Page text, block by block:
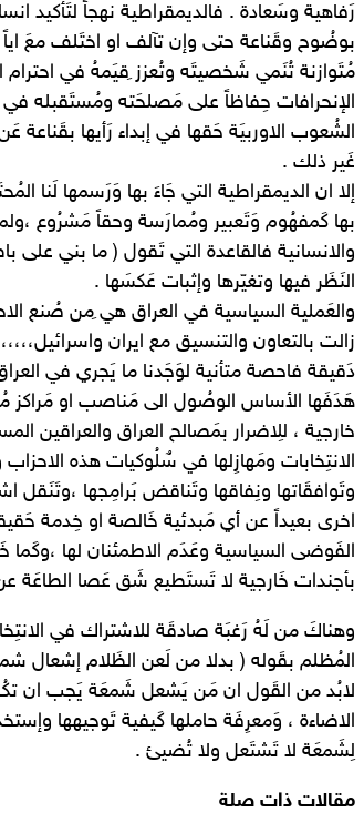
رَفاهية وسَعادة . فالديمقراطية نهجاً لتَأكيد
بوضُوح وقَناعة حتى وإن تآلف او اختَلف معَ اياً
مُتَوازنة تُنَمي شَخصيتَه وتُعزز ِقيَمهُ في احترام
الإنحرافات حِفاظاً على مَصلحَته ومُستَقبله
الشُعوب الاوربيَة حَقها في إبداء رَأيها
غَير ذلك .
إلا ان الديمقراطية التي جَاءَ بها وَرَسمها لَنا
بها كَمفهُوم وَتَعبير ومُمارَسة وحقاً مَشرُوع
والانسانية فالقاعدة التي تَقول ( ما بني
النَظَر فيها وتغيّرها وإثبات عَكسَها .
والعَملية السياسية في العراق هي ِمن صُنع
زالت بالتعاون والتنسيق مع ايران
دَقيقة فاحصة متأنية لوَجَدنا ما يَجري في
هَدَفَها الأساس الوصُول الى مَناصب او مَراكز
خارجية ، للِاضرار بمَصالح العراق والعراقين
الانتِخابات ومَهازِلها في سٌلُوكيات هذه الاحزاب
وتَوافقَاتها ونِفاقها وتَناقض بَرامِجها
اخرى بعيداً عن أي مَبدئية خَالصة او خِدمة
الفَوضى السياسية وعَدَم الاطمئنان لها ،وكَما
بأجندات خَارجية لا تَستَطيع شَق عَصا الطاعَة عن
وهناكَ من لَهُ رَغبَة صادقَة للاشتراك في
المُظلم بقَوله ( بدلا من لَعن الظَلام إشعال
لابُد من القَول ان مَن يَشعل شَمعَة يَجب ان
الاضاءة ، وَمعرِفَة حاملها كَيفية تَوجيهها
لِشَمعَة لا تَشتَعل ولا تُضيئ .
مقالات ذات صلة